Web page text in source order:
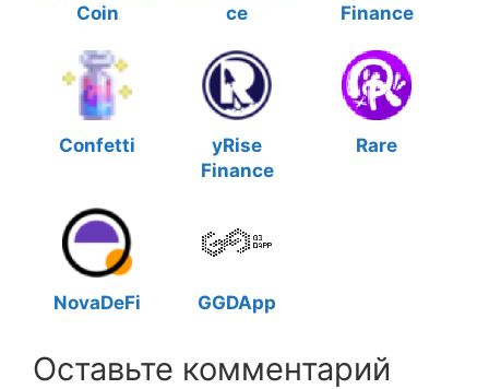
Coin
ce
Finance
Confetti
yRise
Finance
Rare
NovaDeFi GGDApp
Оставьте комментарий